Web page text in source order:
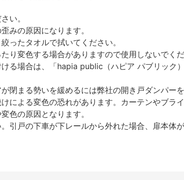
い。
みの原因になります。
ったタオルで拭いてください。
り変色する場合がありますので使用しないでく
る場合は、「hapia public（ハピア パブリック
閉まる勢いを緩めるには弊社の開き戸ダンパー
による変色の恐れがあります。カーテンやブラ
色の原因となります。
引戸の下車が下レールから外れた場合、扉本体